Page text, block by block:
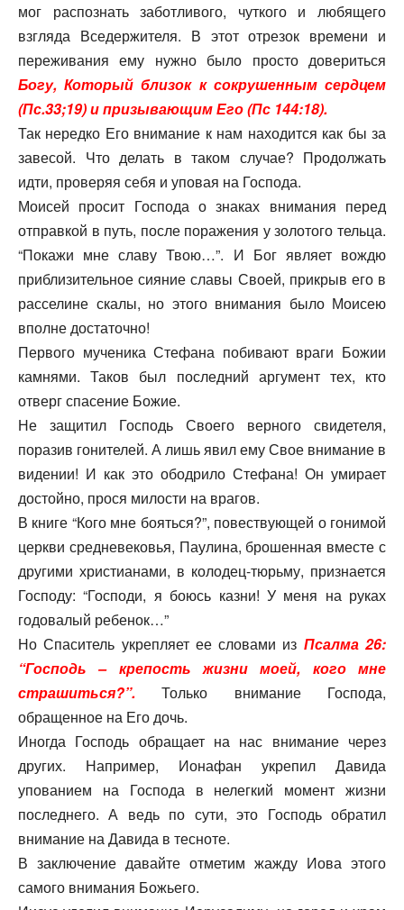
мог распознать заботливого, чуткого и любящего
взгляда Вседержителя. В этот отрезок времени и
переживания ему нужно было просто довериться
Богу, Который близок к сокрушенным сердцем
(Пс.33;19) и призывающим Его (Пс 144:18).
Так нередко Его внимание к нам находится как бы за
завесой. Что делать в таком случае? Продолжать
идти, проверяя себя и уповая на Господа.
Моисей просит Господа о знаках внимания перед
отправкой в путь, после поражения у золотого тельца.
“Покажи мне славу Твою…”. И Бог являет вождю
приблизительное сияние славы Своей, прикрыв его в
расселине скалы, но этого внимания было Моисею
вполне достаточно!
Первого мученика Стефана побивают враги Божии
камнями. Таков был последний аргумент тех, кто
отверг спасение Божие.
Не защитил Господь Своего верного свидетеля,
поразив гонителей. А лишь явил ему Свое внимание в
видении! И как это ободрило Стефана! Он умирает
достойно, прося милости на врагов.
В книге “Кого мне бояться?”, повествующей о гонимой
церкви средневековья, Паулина, брошенная вместе с
другими христианами, в колодец-тюрьму, признается
Господу: “Господи, я боюсь казни! У меня на руках
годовалый ребенок…”
Но Спаситель укрепляет ее словами из Псалма 26:
“Господь – крепость жизни моей, кого мне
страшиться?”. Только внимание Господа,
обращенное на Его дочь.
Иногда Господь обращает на нас внимание через
других. Например, Ионафан укрепил Давида
упованием на Господа в нелегкий момент жизни
последнего. А ведь по сути, это Господь обратил
внимание на Давида в тесноте.
В заключение давайте отметим жажду Иова этого
самого внимания Божьего.